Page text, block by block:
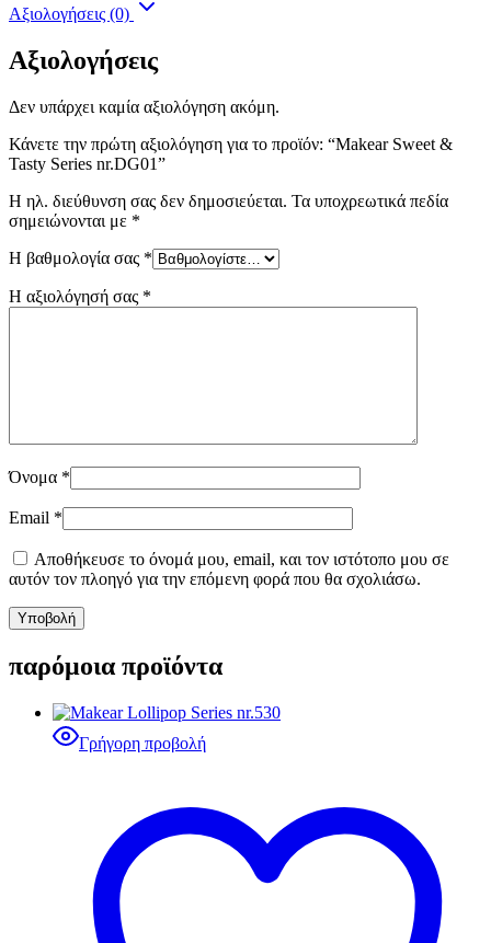
Αξιολογήσεις (0)
Αξιολογήσεις
Δεν υπάρχει καμία αξιολόγηση ακόμη.
Κάνετε την πρώτη αξιολόγηση για το προϊόν: “Makear Sweet &
Tasty Series nr.DG01”
Η ηλ. διεύθυνση σας δεν δημοσιεύεται. Τα υποχρεωτικά πεδία
σημειώνονται με *
Η βαθμολογία σας *
Η αξιολόγησή σας *
Όνομα *
Email *
Αποθήκευσε το όνομά μου, email, και τον ιστότοπο μου σε
αυτόν τον πλοηγό για την επόμενη φορά που θα σχολιάσω.
παρόμοια προϊόντα
Γρήγορη προβολή